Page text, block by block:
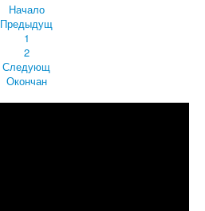
Начало
Предыдущ
1
2
Следующ
Окончан